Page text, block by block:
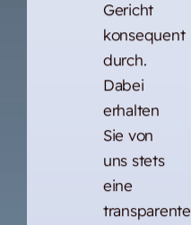
Gericht
konsequent
durch.
Dabei
erhalten
Sie von
uns stets
eine
transparente